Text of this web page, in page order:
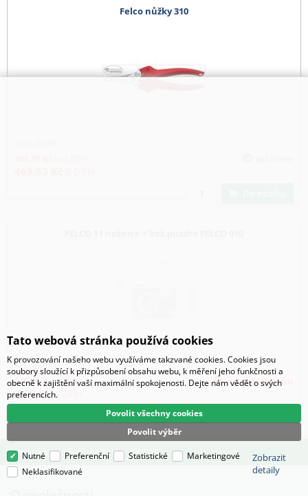
Felco nůžky 310
Kód:26775
0.00Kč bez DPH
0.00Kč s DPH
na objednávku
Technické oddělení: +420 553 786 006
Tato webová stránka používá cookies
K provozování našeho webu využíváme takzvané cookies. Cookies jsou
soubory sloužící k přizpůsobení obsahu webu, k měření jeho funkčnosti a
obecně k zajištění vaší maximální spokojenosti. Dejte nám vědět o svých
preferencích.
Povolit výběr
Povolit všechny cookies
Nutné Preferenční Statistické
Marketingové
Neklasifikované
Zobrazit
detaily